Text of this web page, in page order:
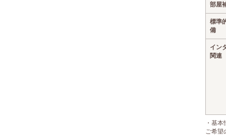
部屋
標準
備
イン
関連
・基
ご希望